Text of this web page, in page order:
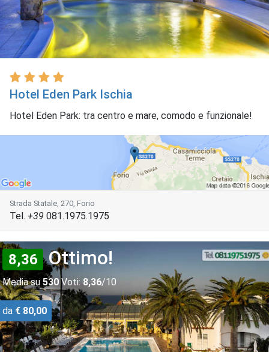
Hotel Eden Park Ischia
Hotel Eden Park: tra centro e mare, comodo e funzionale!
Strada Statale, 270, Forio
Tel. +39 081.1975.1975
8,36 Ottimo!
Media su 530 Voti: 8,36/10
da € 80,00